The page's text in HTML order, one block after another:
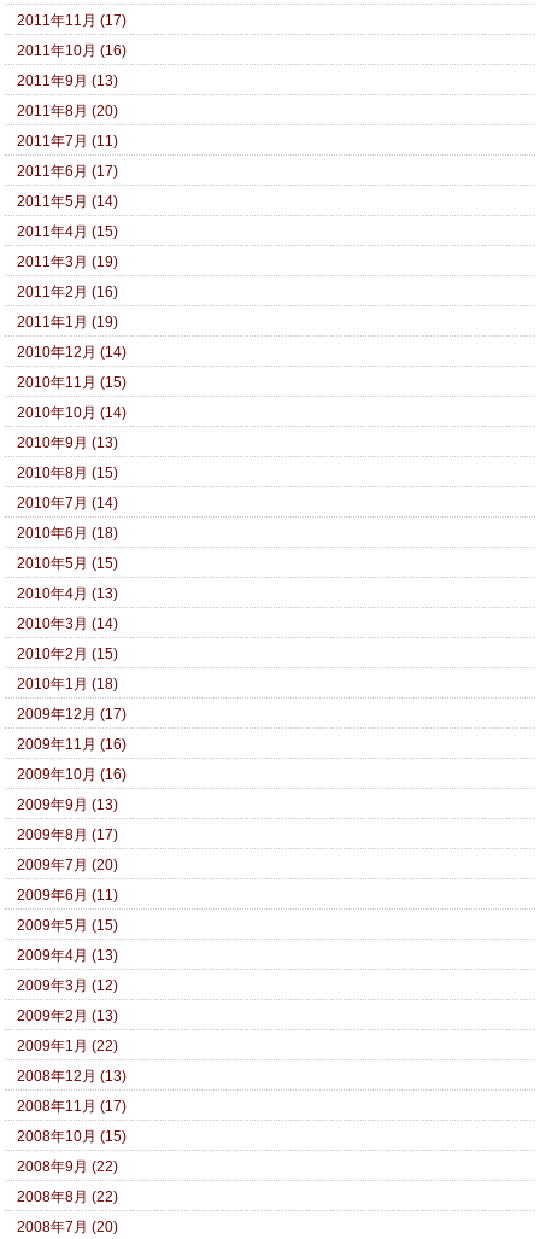
2011年11月 (17)
2011年10月 (16)
2011年9月 (13)
2011年8月 (20)
2011年7月 (11)
2011年6月 (17)
2011年5月 (14)
2011年4月 (15)
2011年3月 (19)
2011年2月 (16)
2011年1月 (19)
2010年12月 (14)
2010年11月 (15)
2010年10月 (14)
2010年9月 (13)
2010年8月 (15)
2010年7月 (14)
2010年6月 (18)
2010年5月 (15)
2010年4月 (13)
2010年3月 (14)
2010年2月 (15)
2010年1月 (18)
2009年12月 (17)
2009年11月 (16)
2009年10月 (16)
2009年9月 (13)
2009年8月 (17)
2009年7月 (20)
2009年6月 (11)
2009年5月 (15)
2009年4月 (13)
2009年3月 (12)
2009年2月 (13)
2009年1月 (22)
2008年12月 (13)
2008年11月 (17)
2008年10月 (15)
2008年9月 (22)
2008年8月 (22)
2008年7月 (20)